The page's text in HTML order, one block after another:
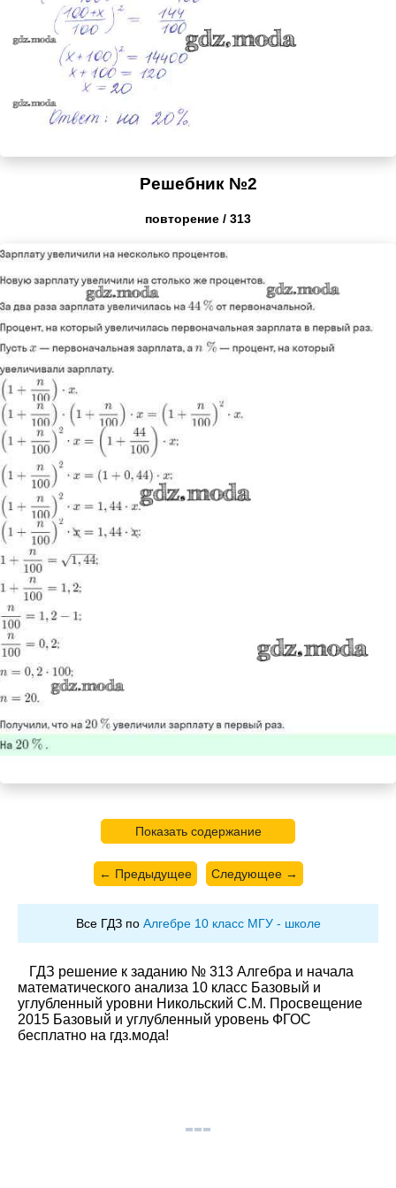
Решебник №2
повторение / 313
Показать содержание
← Предыдущее Следующее →
Все ГДЗ по Алгебре 10 класс МГУ - школе
ГДЗ решение к заданию № 313 Алгебра и начала
математического анализа 10 класс Базовый и
углубленный уровни Никольский С.М. Просвещение
2015 Базовый и углубленный уровень ФГОС
бесплатно на гдз.мода!